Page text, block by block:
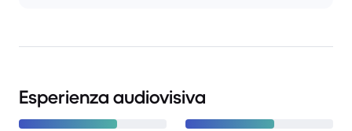
Esperienza audiovisiva